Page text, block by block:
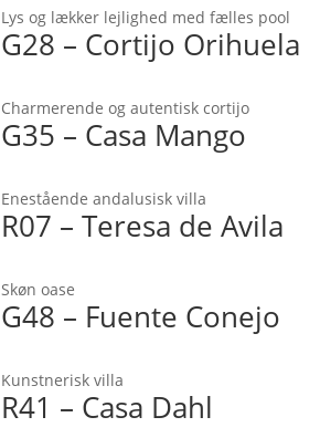
Lys og lækker lejlighed med fælles pool
G28 – Cortijo Orihuela
Charmerende og autentisk cortijo
G35 – Casa Mango
Enestående andalusisk villa
R07 – Teresa de Avila
Skøn oase
G48 – Fuente Conejo
Kunstnerisk villa
R41 – Casa Dahl